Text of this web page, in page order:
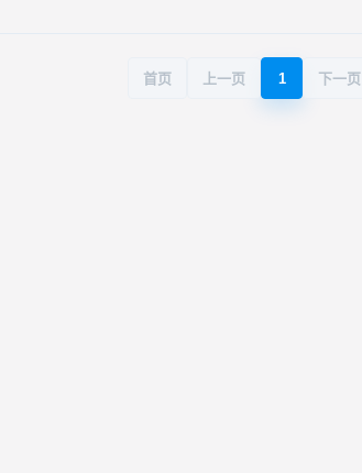
首页 上一页 1 下一页